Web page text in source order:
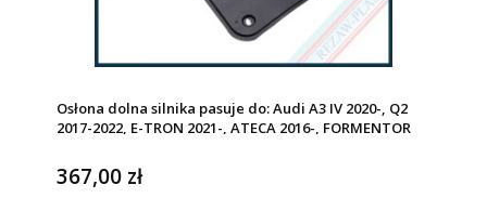
Osłona dolna silnika pasuje do: Audi A3 IV 2020-, Q2
2017-2022, E-TRON 2021-, ATECA 2016-, FORMENTOR
2020-, VW GOLF VIII 2020 -, JETTA 2020-2022
367,00 zł